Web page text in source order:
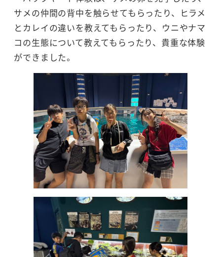
サメの仲間の背中を触らせてもらったり、ヒラメ
とカレイの違いを教えてもらったり、ウニやナマ
コの生態について教えてもらったり、貴重な体験
ができました。